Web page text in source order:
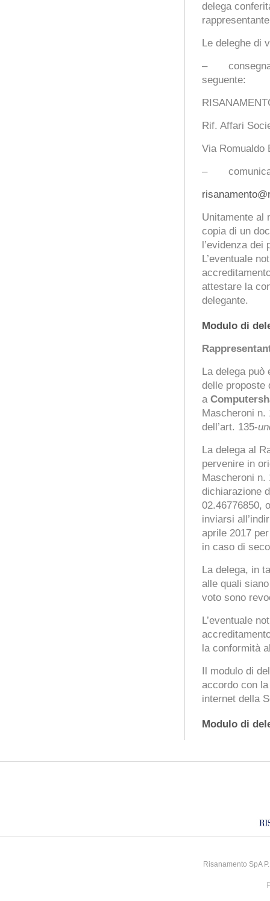
delega
Le deleghe di
– consegna,
seguente:
Rif. Affari
Via Romualdo
–
Unitamente al
copia di un
l’evidenza
L’eventuale
attestare la
delegante.
Modulo di
La delega
delle proposte
a
Mascheroni n.
dell’art. 135-
La delega al
pervenire in
Mascheroni n.
dichiarazione
02.46776850,
inviarsi
aprile 2017
in caso di
La delega, in
alle quali
voto sono
L’eventuale
la conformità
Il modulo di
accordo con
internet della
Modulo di
Risanamento SpA